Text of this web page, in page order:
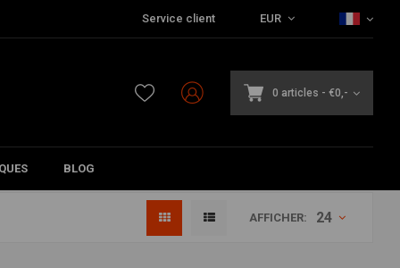
Service client EUR
0 articles - €0,-
BLOG
AFFICHER: 24